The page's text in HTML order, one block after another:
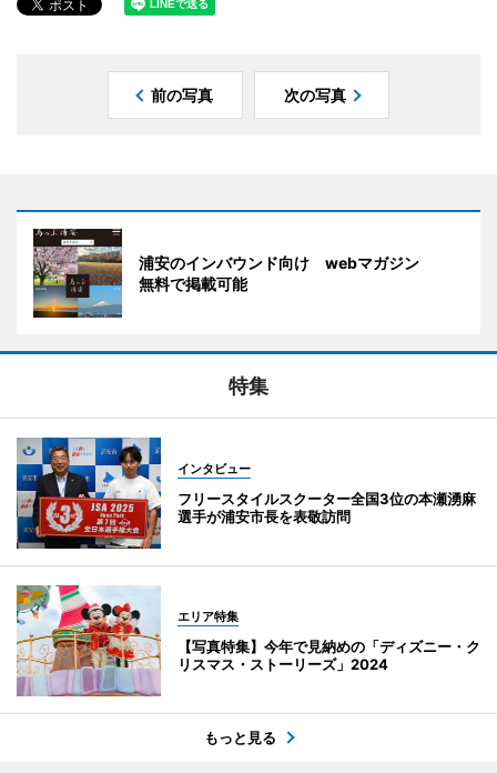
前の写真 次の写真
浦安のインバウンド向け webマガジン
無料で掲載可能
特集
インタビュー
フリースタイルスクーター全国3位の本瀬湧麻
選手が浦安市長を表敬訪問
エリア特集
【写真特集】今年で見納めの「ディズニー・ク
リスマス・ストーリーズ」2024
もっと見る